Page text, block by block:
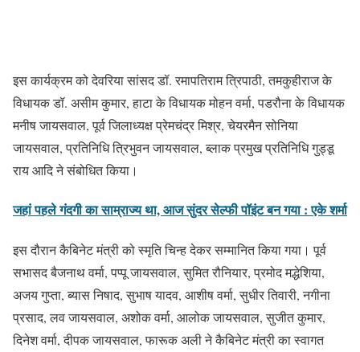
इस कार्यक्रम को देवरिया सांसद डॉ. रमापतिराम त्रिपाठी, तमकुहीराज के
विधायक डॉ. असीम कुमार, हाटा के विधायक मोहन वर्मा, पडरौना के विधायक
मनीष जायसवाल, पूर्व जिलाध्यक्ष प्रेमचंद्र मिश्र, चेयरमैन सोनिया
जायसवाल, प्रतिनिधि त्रिभुवन जायसवाल, ब्लाक प्रमुख प्रतिनिधि गुड्डू
राय आदि ने संबोधित किया।
जहां पहले गंदगी का साम्राज्य था, आज सुंदर सेल्फी पॉइंट बन गया : एके शर्मा
इस दौरान कैबिनेट मंत्री को स्मृति चिन्ह देकर सम्मानित किया गया। पूर्व
सभासद बैजनाथ वर्मा, पप्पू जायसवाल, सुमित रौनियार, प्रमोद मद्धेशिया,
अजय गुप्ता, ब्यास निषाद, सुभाष यादव, आशीष वर्मा, सुधीर तिवारी, नगीना
प्रसाद, लव जायसवाल, अशोक वर्मा, आलोक जायसवाल, सुजीत कुमार,
दिनेश वर्मा, दीपक जायसवाल, फारूक अली ने कैबिनेट मंत्री का स्वागत